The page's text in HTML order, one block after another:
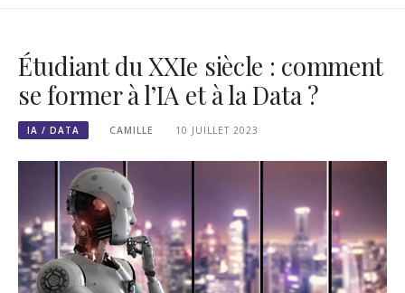
Étudiant du XXIe siècle : comment
se former à l’IA et à la Data ?
IA / DATA CAMILLE 10 JUILLET 2023